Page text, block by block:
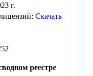
г.
Скачать
реестре